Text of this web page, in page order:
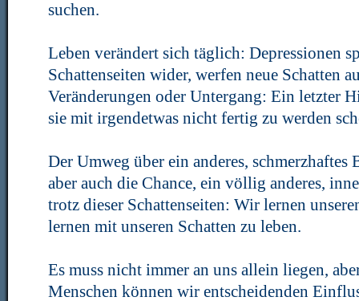
suchen.
Leben verändert sich täglich: Depressionen
Schattenseiten wider, werfen neue Schatten
Veränderungen oder Untergang: Ein letzter
sie mit irgendetwas nicht fertig zu werden
Der Umweg über ein anderes, schmerzhaftes
aber auch die Chance, ein völlig anderes,
trotz dieser Schattenseiten: Wir lernen
lernen mit unseren Schatten zu leben.
Es muss nicht immer an uns allein liegen,
Menschen können wir entscheidenden